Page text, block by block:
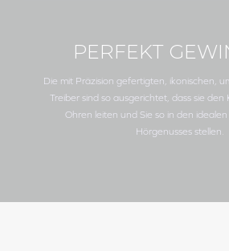
PERFEKT
Die mit Präzision gefertigten, ikonischen,
Treiber sind so ausgerichtet, dass sie den
Ohren leiten und Sie so in den
Hörgenusses stellen.